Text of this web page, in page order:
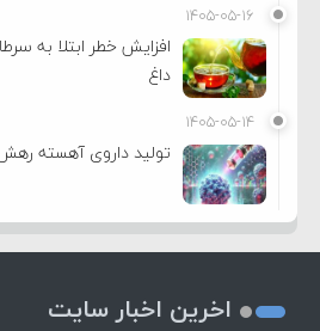
۱۴۰۵-۰۵-۱۶
افزایش خطر ابتلا به
داغ
۱۴۰۵-۰۵-۱۴
تولید داروی آهسته
اخرین اخبار سایت